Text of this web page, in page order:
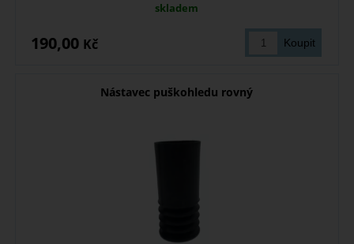
skladem
190,00 Kč
Nástavec puškohledu rovný